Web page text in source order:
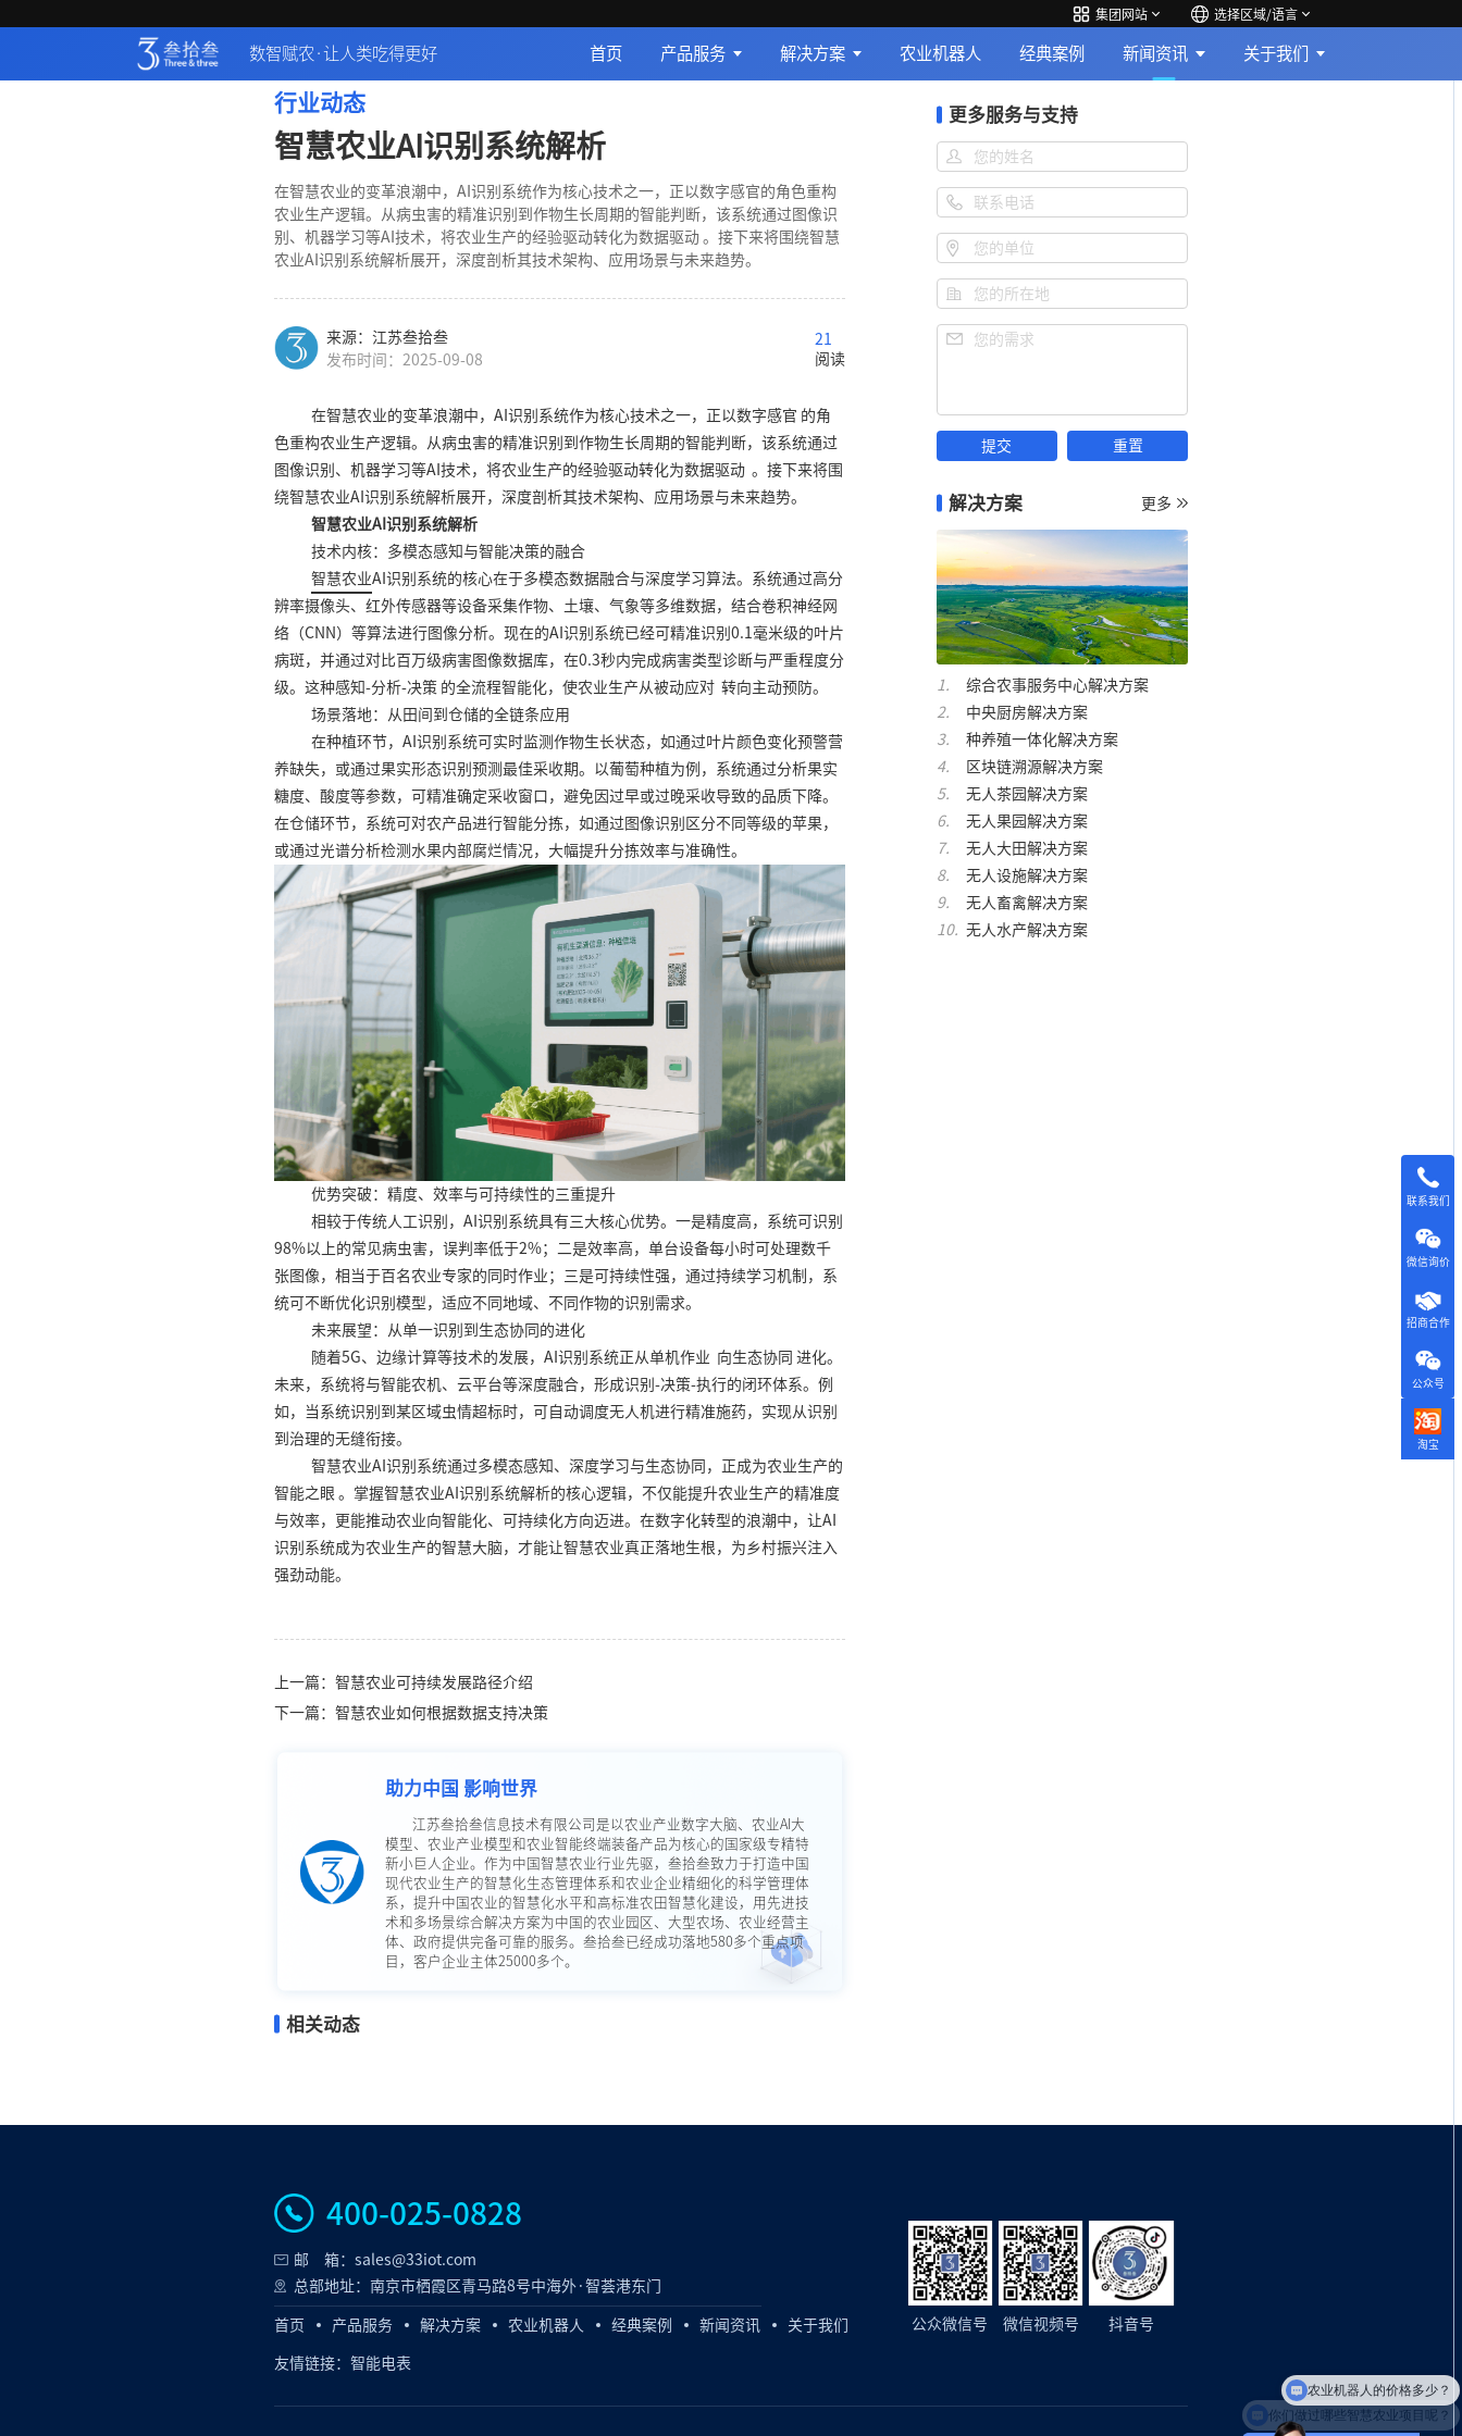
集团网站 选择区域/语言
数智赋农·让人类吃得更好 首页 产品服务 解决方案 农业机器人 经典案例 新闻资讯 关于我们
行业动态
智慧农业AI识别系统解析
在智慧农业的变革浪潮中，AI识别系统作为核心技术之一，正以数字感官的角色重构
农业生产逻辑。从病虫害的精准识别到作物生长周期的智能判断，该系统通过图像识
别、机器学习等AI技术，将农业生产的经验驱动转化为数据驱动 。接下来将围绕智慧
农业AI识别系统解析展开，深度剖析其技术架构、应用场景与未来趋势。
来源：江苏叁拾叁
发布时间：2025-09-08
21
阅读
在智慧农业的变革浪潮中，AI识别系统作为核心技术之一，正以数字感官 的角
色重构农业生产逻辑。从病虫害的精准识别到作物生长周期的智能判断，该系统通过
图像识别、机器学习等AI技术，将农业生产的经验驱动转化为数据驱动 。接下来将围
绕智慧农业AI识别系统解析展开，深度剖析其技术架构、应用场景与未来趋势。
智慧农业AI识别系统解析
技术内核：多模态感知与智能决策的融合
智慧农业AI识别系统的核心在于多模态数据融合与深度学习算法。系统通过高分
辨率摄像头、红外传感器等设备采集作物、土壤、气象等多维数据，结合卷积神经网
络（CNN）等算法进行图像分析。现在的AI识别系统已经可精准识别0.1毫米级的叶片
病斑，并通过对比百万级病害图像数据库，在0.3秒内完成病害类型诊断与严重程度分
级。这种感知-分析-决策 的全流程智能化，使农业生产从被动应对 转向主动预防。
场景落地：从田间到仓储的全链条应用
在种植环节，AI识别系统可实时监测作物生长状态，如通过叶片颜色变化预警营
养缺失，或通过果实形态识别预测最佳采收期。以葡萄种植为例，系统通过分析果实
糖度、酸度等参数，可精准确定采收窗口，避免因过早或过晚采收导致的品质下降。
在仓储环节，系统可对农产品进行智能分拣，如通过图像识别区分不同等级的苹果，
或通过光谱分析检测水果内部腐烂情况，大幅提升分拣效率与准确性。
优势突破：精度、效率与可持续性的三重提升
相较于传统人工识别，AI识别系统具有三大核心优势。一是精度高，系统可识别
98%以上的常见病虫害，误判率低于2%；二是效率高，单台设备每小时可处理数千
张图像，相当于百名农业专家的同时作业；三是可持续性强，通过持续学习机制，系
统可不断优化识别模型，适应不同地域、不同作物的识别需求。
未来展望：从单一识别到生态协同的进化
随着5G、边缘计算等技术的发展，AI识别系统正从单机作业 向生态协同 进化。
未来，系统将与智能农机、云平台等深度融合，形成识别-决策-执行的闭环体系。例
如，当系统识别到某区域虫情超标时，可自动调度无人机进行精准施药，实现从识别
到治理的无缝衔接。
智慧农业AI识别系统通过多模态感知、深度学习与生态协同，正成为农业生产的
智能之眼 。掌握智慧农业AI识别系统解析的核心逻辑，不仅能提升农业生产的精准度
与效率，更能推动农业向智能化、可持续化方向迈进。在数字化转型的浪潮中，让AI
识别系统成为农业生产的智慧大脑，才能让智慧农业真正落地生根，为乡村振兴注入
强劲动能。
上一篇：智慧农业可持续发展路径介绍
下一篇：智慧农业如何根据数据支持决策
助力中国 影响世界
江苏叁拾叁信息技术有限公司是以农业产业数字大脑、农业AI大
模型、农业产业模型和农业智能终端装备产品为核心的国家级专精特
新小巨人企业。作为中国智慧农业行业先驱，叁拾叁致力于打造中国
现代农业生产的智慧化生态管理体系和农业企业精细化的科学管理体
系，提升中国农业的智慧化水平和高标准农田智慧化建设，用先进技
术和多场景综合解决方案为中国的农业园区、大型农场、农业经营主
体、政府提供完备可靠的服务。叁拾叁已经成功落地580多个重点项
目，客户企业主体25000多个。
相关动态
更多服务与支持
您的姓名
联系电话
您的单位
您的所在地
您的需求
解决方案 更多
综合农事服务中心解决方案
中央厨房解决方案
种养殖一体化解决方案
区块链溯源解决方案
无人茶园解决方案
无人果园解决方案
无人大田解决方案
无人设施解决方案
无人畜禽解决方案
无人水产解决方案
400-025-0828
邮 箱：sales@33iot.com
总部地址：南京市栖霞区青马路8号中海外·智荟港东门
首页 产品服务 解决方案 农业机器人 经典案例 新闻资讯 关于我们
友情链接： 智能电表
公众微信号 微信视频号 抖音号
联系我们
微信询价
招商合作
公众号
淘宝
你们做过哪些智慧农业项目呢？